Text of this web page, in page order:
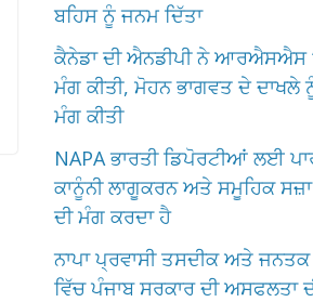
ਬਹਿਸ ਨੂੰ ਜਨਮ ਦਿੱਤਾ
ਕੈਨੇਡਾ ਦੀ ਐਨਡੀਪੀ ਨੇ ਆਰਐਸਐਸ
ਮੰਗ ਕੀਤੀ, ਮੋਹਨ ਭਾਗਵਤ ਦੇ ਦਾਖਲੇ
ਮੰਗ ਕੀਤੀ
NAPA ਭਾਰਤੀ ਡਿਪੋਰਟੀਆਂ ਲਈ
ਕਾਨੂੰਨੀ ਲਾਗੂਕਰਨ ਅਤੇ ਸਮੂਹਿਕ
ਦੀ ਮੰਗ ਕਰਦਾ ਹੈ
ਨਾਪਾ ਪ੍ਰਵਾਸੀ ਤਸਦੀਕ ਅਤੇ
ਵਿੱਚ ਪੰਜਾਬ ਸਰਕਾਰ ਦੀ ਅਸਫਲਤਾ